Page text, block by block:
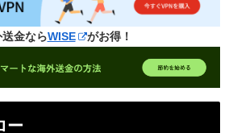
送金ならWISE がお得！
ー